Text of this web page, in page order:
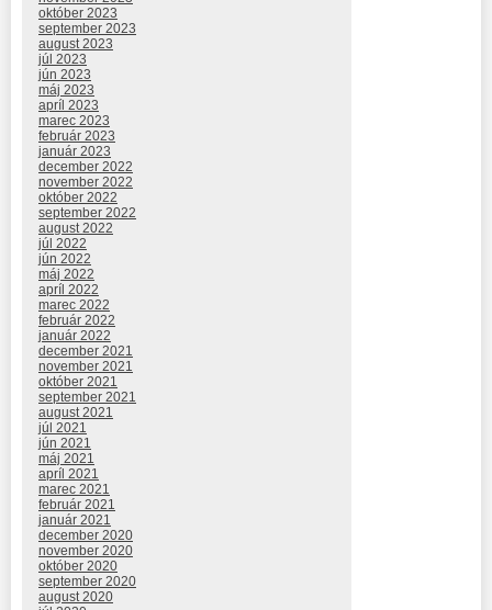
október 2023
september 2023
august 2023
júl 2023
jún 2023
máj 2023
apríl 2023
marec 2023
február 2023
január 2023
december 2022
november 2022
október 2022
september 2022
august 2022
júl 2022
jún 2022
máj 2022
apríl 2022
marec 2022
február 2022
január 2022
december 2021
november 2021
október 2021
september 2021
august 2021
júl 2021
jún 2021
máj 2021
apríl 2021
marec 2021
február 2021
január 2021
december 2020
november 2020
október 2020
september 2020
august 2020